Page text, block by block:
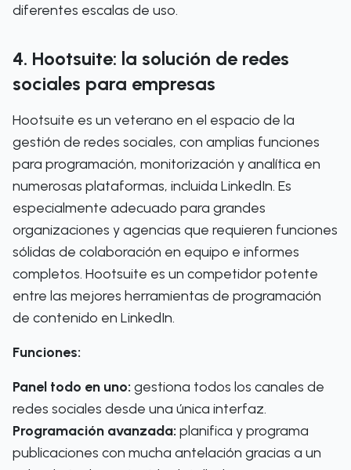
diferentes escalas de uso.
4. Hootsuite: la solución de redes
sociales para empresas
Hootsuite es un veterano en el espacio de la
gestión de redes sociales, con amplias funciones
para programación, monitorización y analítica en
numerosas plataformas, incluida LinkedIn. Es
especialmente adecuado para grandes
organizaciones y agencias que requieren funciones
sólidas de colaboración en equipo e informes
completos. Hootsuite es un competidor potente
entre las mejores herramientas de programación
de contenido en LinkedIn.
Funciones:
Panel todo en uno: gestiona todos los canales de
redes sociales desde una única interfaz.
Programación avanzada: planifica y programa
publicaciones con mucha antelación gracias a un